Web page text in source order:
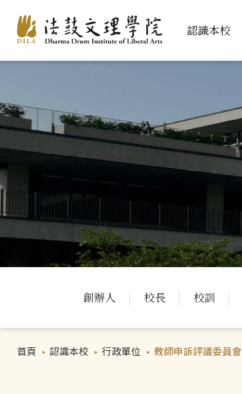
認識本校
創辦人 校長 校訓
首頁 認識本校 行政單位 教師申訴評議委員會